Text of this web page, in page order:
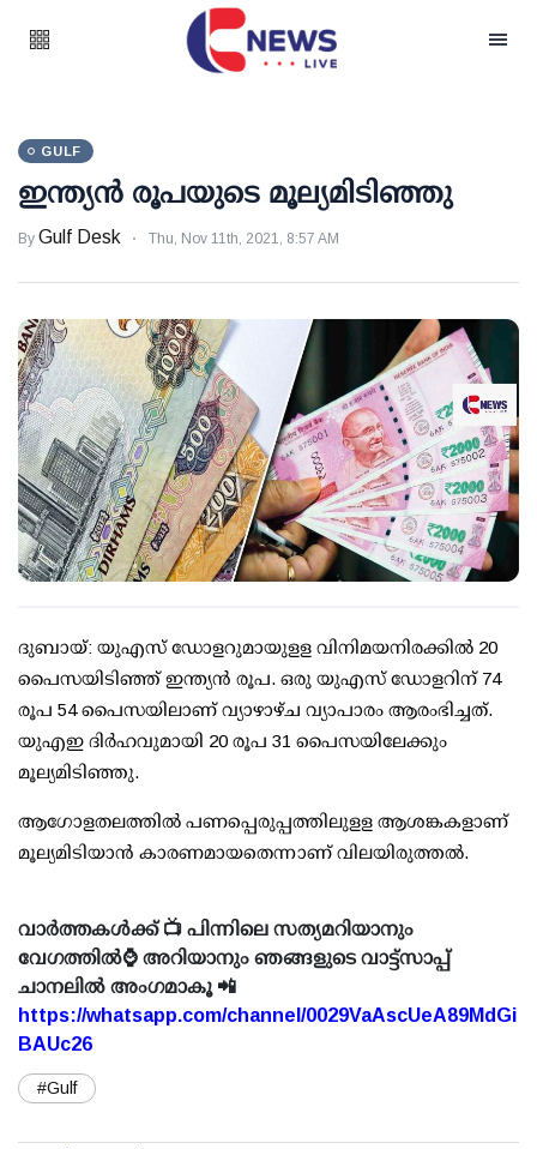
GULF
ഇന്ത്യന്‍ രൂപയുടെ മൂല്യമിടിഞ്ഞു
By Gulf Desk Thu, Nov 11th, 2021, 8:57 AM
ദുബായ്: യുഎസ് ഡോളറുമായുളള വിനിമയനിരക്കില്‍ 20
പൈസയിടിഞ്ഞ് ഇന്ത്യന്‍ രൂപ. ഒരു യുഎസ് ഡോളറിന് 74
രൂപ 54 പൈസയിലാണ് വ്യാഴാഴ്ച വ്യാപാരം ആരംഭിച്ചത്.
യുഎഇ ദിർഹവുമായി 20 രൂപ 31 പൈസയിലേക്കും
മൂല്യമിടിഞ്ഞു.
ആഗോളതലത്തില്‍ പണപ്പെരുപ്പത്തിലുളള ആശങ്കകളാണ്
മൂല്യമിടിയാന്‍ കാരണമായതെന്നാണ് വിലയിരുത്തല്‍.
വാർത്തകൾക്ക് 📺 പിന്നിലെ സത്യമറിയാനും
വേഗത്തിൽ⌚ അറിയാനും ഞങ്ങളുടെ വാട്ട്സാപ്പ്
ചാനലിൽ അംഗമാകൂ 📲
https://whatsapp.com/channel/0029VaAscUeA89MdGi
BAUc26
#Gulf